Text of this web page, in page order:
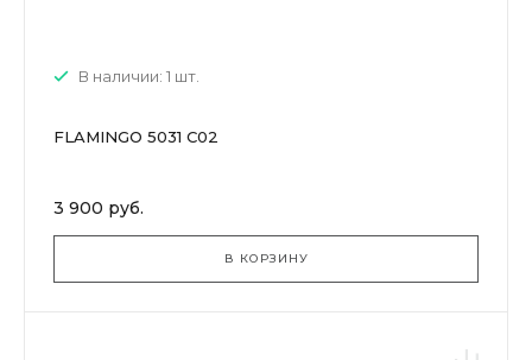
В наличии: 1 шт.
FLAMINGO 5031 C02
3 900 руб.
В КОРЗИНУ